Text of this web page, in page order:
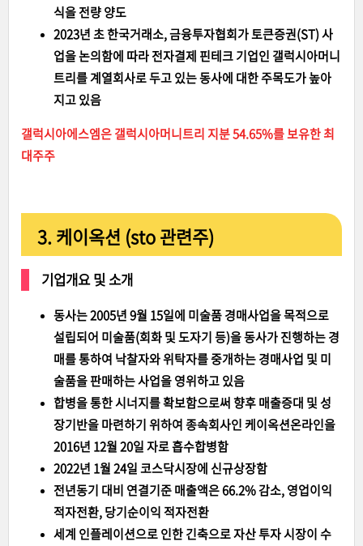
식을 전량 양도
2023년 초 한국거래소, 금융투자협회가 토큰증권(ST) 사
업을 논의함에 따라 전자결제 핀테크 기업인 갤럭시아머니
트리를 계열회사로 두고 있는 동사에 대한 주목도가 높아
지고 있음
갤럭시아에스엠은 갤럭시아머니트리 지분 54.65%를 보유한 최
대주주
3. 케이옥션 (sto 관련주)
기업개요 및 소개
동사는 2005년 9월 15일에 미술품 경매사업을 목적으로
설립되어 미술품(회화 및 도자기 등)을 동사가 진행하는 경
매를 통하여 낙찰자와 위탁자를 중개하는 경매사업 및 미
술품을 판매하는 사업을 영위하고 있음
합병을 통한 시너지를 확보함으로써 향후 매출증대 및 성
장기반을 마련하기 위하여 종속회사인 케이옥션온라인을
2016년 12월 20일 자로 흡수합병함
2022년 1월 24일 코스닥시장에 신규상장함
전년동기 대비 연결기준 매출액은 66.2% 감소, 영업이익
적자전환, 당기순이익 적자전환
세계 인플레이션으로 인한 긴축으로 자산 투자 시장이 수